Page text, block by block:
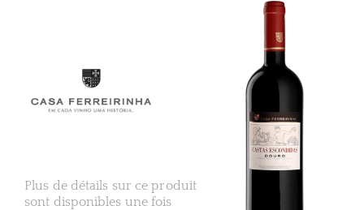
Plus de détails sur ce produit
sont disponibles une fois